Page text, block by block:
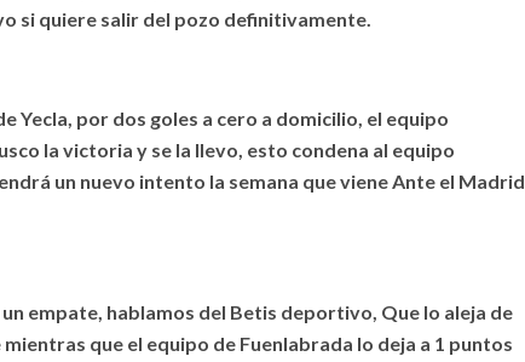
si quiere salir del pozo definitivamente.
por dos goles a cero a domicilio, el equipo
la victoria y se la llevo, esto condena al equipo
un nuevo intento la semana que viene Ante el Madrid
empate, hablamos del Betis deportivo, Que lo aleja de
que el equipo de Fuenlabrada lo deja a 1 puntos